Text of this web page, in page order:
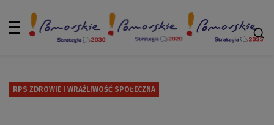
RPS ZDROWIE I WRAŻLIWOŚĆ SPOŁECZNA